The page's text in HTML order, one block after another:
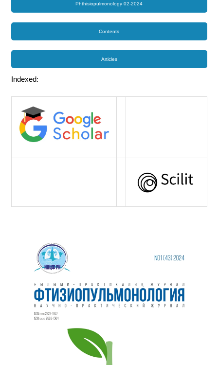
Phthisiopulmonology 02-2024
Contents
Articles
Indexed: